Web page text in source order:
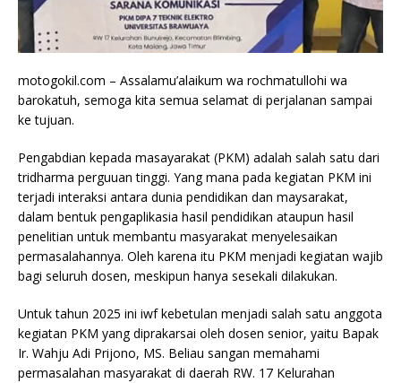
motogokil.com – Assalamu’alaikum wa rochmatullohi wa
barokatuh, semoga kita semua selamat di perjalanan sampai
ke tujuan.
Pengabdian kepada masayarakat (PKM) adalah salah satu dari
tridharma perguuan tinggi. Yang mana pada kegiatan PKM ini
terjadi interaksi antara dunia pendidikan dan maysarakat,
dalam bentuk pengaplikasia hasil pendidikan ataupun hasil
penelitian untuk membantu masyarakat menyelesaikan
permasalahannya. Oleh karena itu PKM menjadi kegiatan wajib
bagi seluruh dosen, meskipun hanya sesekali dilakukan.
Untuk tahun 2025 ini iwf kebetulan menjadi salah satu anggota
kegiatan PKM yang diprakarsai oleh dosen senior, yaitu Bapak
Ir. Wahju Adi Prijono, MS. Beliau sangan memahami
permasalahan masyarakat di daerah RW. 17 Kelurahan